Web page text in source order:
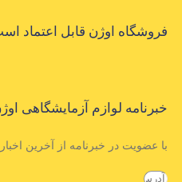
فروشگاه اوژن قابل اعتماد
خبرنامه لوازم آزمایشگاهی
با عضویت در خبرنامه از آخرین